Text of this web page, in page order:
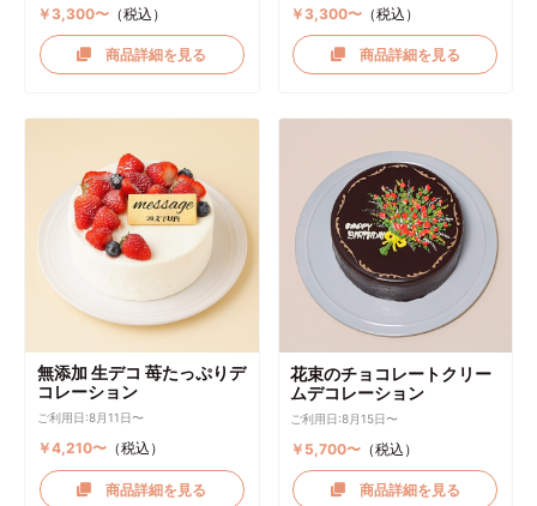
￥3,300〜（税込）
商品詳細を見る
￥3,300〜 （税込）
商品詳細を見る
無添加 生デコ 苺たっぷりデ
コレーション
ご利用日:8月11日〜
￥4,210〜（税込）
商品詳細を見る
花束のチョコレートクリー
ムデコレーション
ご利用日:8月15日〜
￥5,700〜 （税込）
商品詳細を見る